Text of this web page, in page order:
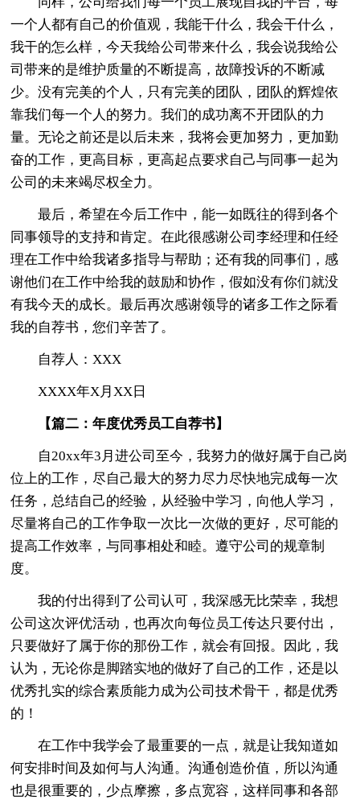
一个人都有自己的价值观，我能干什么，我会干什么，
我干的怎么样，今天我给公司带来什么，我会说我给公
司带来的是维护质量的不断提高，故障投诉的不断减
少。没有完美的个人，只有完美的团队，团队的辉煌依
靠我们每一个人的努力。我们的成功离不开团队的力
量。无论之前还是以后未来，我将会更加努力，更加勤
奋的工作，更高目标，更高起点要求自己与同事一起为
公司的未来竭尽权全力。
最后，希望在今后工作中，能一如既往的得到各个
同事领导的支持和肯定。在此很感谢公司李经理和任经
理在工作中给我诸多指导与帮助；还有我的同事们，感
谢他们在工作中给我的鼓励和协作，假如没有你们就没
有我今天的成长。最后再次感谢领导的诸多工作之际看
我的自荐书，您们辛苦了。
自荐人：XXX
XXXX年X月XX日
【篇二：年度优秀员工自荐书】
自20xx年3月进公司至今，我努力的做好属于自己岗
位上的工作，尽自己最大的努力尽力尽快地完成每一次
任务，总结自己的经验，从经验中学习，向他人学习，
尽量将自己的工作争取一次比一次做的更好，尽可能的
提高工作效率，与同事相处和睦。遵守公司的规章制
度。
我的付出得到了公司认可，我深感无比荣幸，我想
公司这次评优活动，也再次向每位员工传达只要付出，
只要做好了属于你的那份工作，就会有回报。因此，我
认为，无论你是脚踏实地的做好了自己的工作，还是以
优秀扎实的综合素质能力成为公司技术骨干，都是优秀
的！
在工作中我学会了最重要的一点，就是让我知道如
何安排时间及如何与人沟通。沟通创造价值，所以沟通
也是很重要的，少点摩擦，多点宽容，这样同事和各部